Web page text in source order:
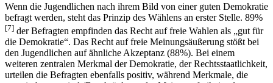
Wenn die Jugendlichen nach ihrem Bild von einer guten Demokratie
befragt werden, steht das Prinzip des Wählens an erster Stelle. 89%
[7] der Befragten empfinden das Recht auf freie Wahlen als „gut für
die Demokratie“. Das Recht auf freie Meinungsäußerung stößt bei
den Jugendlichen auf ähnliche Akzeptanz (88%). Bei einem
weiteren zentralen Merkmal der Demokratie, der Rechtsstaatlichkeit,
urteilen die Befragten ebenfalls positiv, während Merkmale, die